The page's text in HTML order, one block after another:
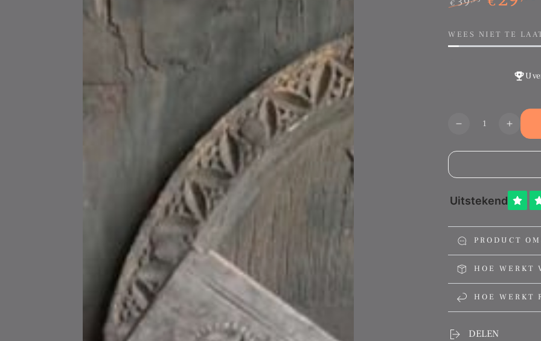
€
WEES NIET TE
U
Aantal
Translation
PRODUCT
HOE WERKT
HOE WERKT
DELEN